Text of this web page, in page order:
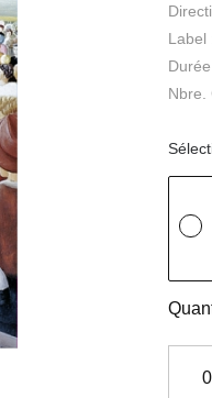
Label
Nbre.